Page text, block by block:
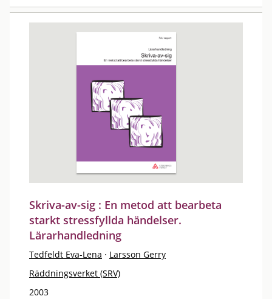
Skriva-av-sig : En metod att bearbeta
starkt stressfyllda händelser.
Lärarhandledning
Tedfeldt Eva-Lena · Larsson Gerry
Räddningsverket (SRV)
2003